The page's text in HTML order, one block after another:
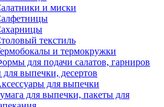
и миски
текстиль
и термокружки
для подачи салатов, гарниров
выпечки, десертов
для выпечки
для выпечки, пакеты для